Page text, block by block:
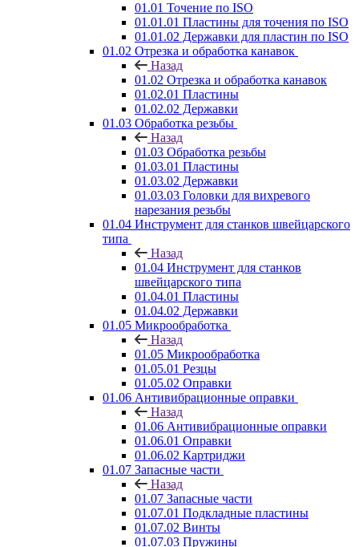
01.01 Точение по ISO
01.01.01 Пластины для точения по ISO
01.01.02 Державки для пластин по ISO
01.02 Отрезка и обработка канавок
Назад
01.02 Отрезка и обработка канавок
01.02.01 Пластины
01.02.02 Державки
01.03 Обработка резьбы
Назад
01.03 Обработка резьбы
01.03.01 Пластины
01.03.02 Державки
01.03.03 Головки для вихревого
нарезания резьбы
01.04 Инструмент для станков швейцарского
типа
Назад
01.04 Инструмент для станков
швейцарского типа
01.04.01 Пластины
01.04.02 Державки
01.05 Микрообработка
Назад
01.05 Микрообработка
01.05.01 Резцы
01.05.02 Оправки
01.06 Антивибрационные оправки
Назад
01.06 Антивибрационные оправки
01.06.01 Оправки
01.06.02 Картриджи
01.07 Запасные части
Назад
01.07 Запасные части
01.07.01 Подкладные пластины
01.07.02 Винты
01.07.03 Пружины